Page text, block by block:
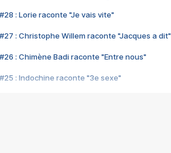
#28 : Lorie raconte "Je vais vite"
#27 : Christophe Willem raconte "Jacques a dit"
#26 : Chimène Badi raconte "Entre nous"
#25 : Indochine raconte "3e sexe"